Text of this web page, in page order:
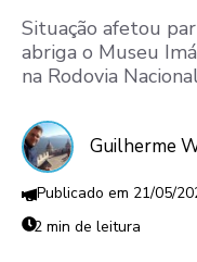
Situação afetou
abriga o Museu
na Rodovia
Guilherme
21/05/
2 min de leitura